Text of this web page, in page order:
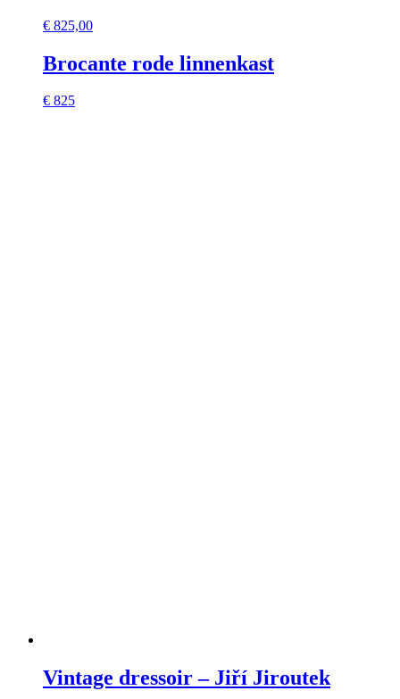
€ 825,00
Brocante rode linnenkast
€ 825
Vintage dressoir – Jiří Jiroutek